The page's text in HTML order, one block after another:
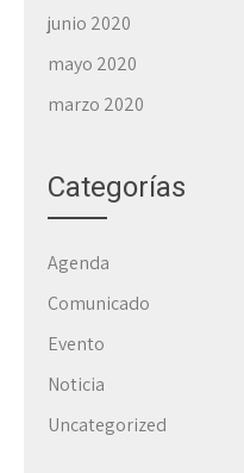
junio 2020
mayo 2020
marzo 2020
Categorías
Agenda
Comunicado
Evento
Noticia
Uncategorized